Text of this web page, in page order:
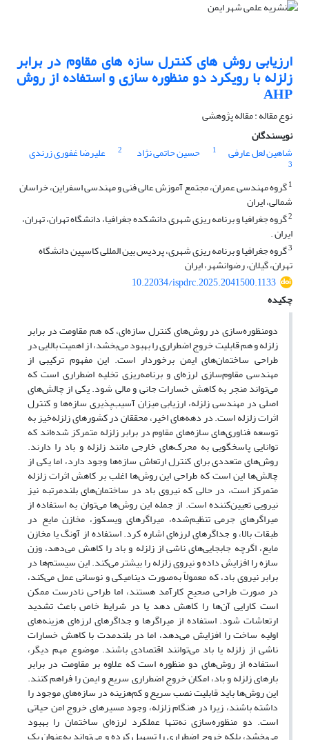
ارزیابی روش های کنترل سازه های مقاوم در برابر
زلزله با رویکرد دو منظوره سازی و استفاده از روش
AHP
نوع مقاله : مقاله پژوهشی
نویسندگان
شاهین لعل عارفی
1 حسین حاتمی نژاد 2 علیرضا غفوری زرندی
3
1گروه مهندسی عمران، مجتمع آموزش عالی فنی و مهندسی اسفراین، خراسان
شمالی، ایران
2گروه جغرافیا و برنامه ریزی شهری دانشکده جغرافیا، دانشگاه تهران، تهران،
ایران .
3گروه جغرافیا و برنامه ریزی شهری، پردیس بین المللی کاسپین دانشگاه
تهران، گیلان، رضوانشهر، ایران
10.22034/ispdrc.2025.2041500.1133
چکیده
دومنظوره‌سازی در روش‌های کنترل سازه‌ای، که هم مقاومت در برابر
زلزله و هم قابلیت خروج اضطراری را بهبود می‌بخشد، از اهمیت بالایی در
طراحی ساختمان‌های ایمن برخوردار است. این مفهوم ترکیبی از
مهندسی مقاوم‌سازی لرزه‌ای و برنامه‌ریزی تخلیه اضطراری است که
می‌تواند منجر به کاهش خسارات جانی و مالی شود. یکی از چالش‌های
اصلی در مهندسی زلزله، ارزیابی میزان آسیب‌پذیری سازه‌ها و کنترل
اثرات زلزله است. در دهه‌های اخیر، محققان در کشورهای زلزله‌خیز به
توسعه فناوری‌های سازه‌های مقاوم در برابر زلزله متمرکز شده‌اند که
توانایی پاسخگویی به محرک‌های خارجی مانند زلزله و باد را دارند.
روش‌های متعددی برای کنترل ارتعاش سازه‌ها وجود دارد، اما یکی از
چالش‌ها این است که طراحی این روش‌ها اغلب بر کاهش اثرات زلزله
متمرکز است، در حالی که نیروی باد در ساختمان‌های بلندمرتبه نیز
نیرویی تعیین‌کننده است. از جمله این روش‌ها می‌توان به استفاده از
میراگرهای جرمی تنظیم‌شده، میراگرهای ویسکوز، مخازن مایع در
طبقات بالا، و جداگرهای لرزه‌ای اشاره کرد. استفاده از آونگ یا مخازن
مایع، اگرچه جابجایی‌های ناشی از زلزله و باد را کاهش می‌دهد، وزن
سازه را افزایش داده و نیروی زلزله را بیشتر می‌کند. این سیستم‌ها در
برابر نیروی باد، که معمولاً به‌صورت دینامیکی و نوسانی عمل می‌کند،
در صورت طراحی صحیح کارآمد هستند، اما طراحی نادرست ممکن
است کارایی آن‌ها را کاهش دهد یا در شرایط خاص باعث تشدید
ارتعاشات شود. استفاده از میراگرها و جداگرهای لرزه‌ای هزینه‌های
اولیه ساخت را افزایش می‌دهد، اما در بلندمدت با کاهش خسارات
ناشی از زلزله یا باد می‌توانند اقتصادی باشند. موضوع مهم دیگر،
استفاده از روش‌های دو منظوره است که علاوه بر مقاومت در برابر
بارهای زلزله و باد، امکان خروج اضطراری سریع و ایمن را فراهم کنند.
این روش‌ها باید قابلیت نصب سریع و کم‌هزینه در سازه‌های موجود را
داشته باشند، زیرا در هنگام زلزله، وجود مسیرهای خروج امن حیاتی
است. دو منظوره‌سازی نه‌تنها عملکرد لرزه‌ای ساختمان را بهبود